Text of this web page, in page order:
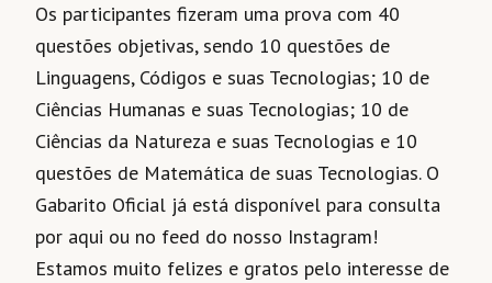
Os participantes fizeram uma prova com 40
questões objetivas, sendo 10 questões de
Linguagens, Códigos e suas Tecnologias; 10 de
Ciências Humanas e suas Tecnologias; 10 de
Ciências da Natureza e suas Tecnologias e 10
questões de Matemática de suas Tecnologias. O
Gabarito Oficial já está disponível para consulta
por aqui ou no feed do nosso Instagram!
Estamos muito felizes e gratos pelo interesse de